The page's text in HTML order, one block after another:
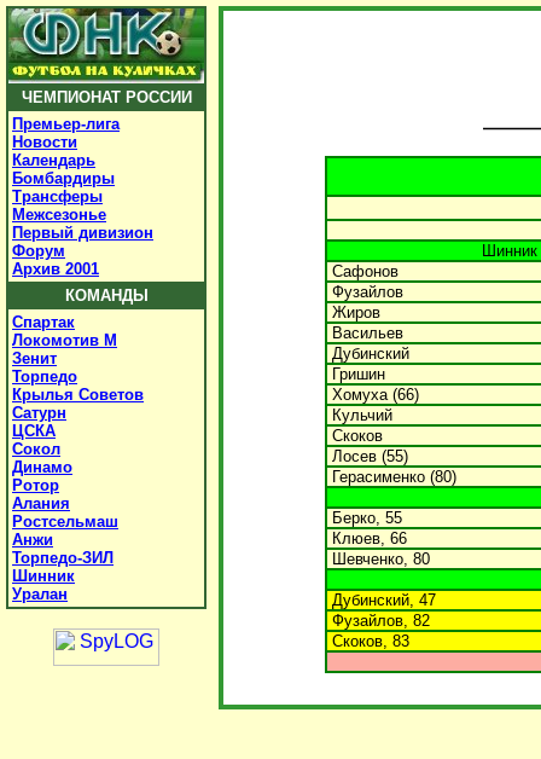
ЧЕМПИОНАТ РОССИИ
Премьер-лига
Новости
Календарь
Бомбардиры
Трансферы
Межсезонье
Первый дивизион
Форум
Архив 2001
КОМАНДЫ
Спартак
Локомотив М
Зенит
Торпедо
Крылья Советов
Сатурн
ЦСКА
Сокол
Динамо
Ротор
Алания
Ростсельмаш
Анжи
Торпедо-ЗИЛ
Шинник
Уралан
Шинник
Сафонов
Фузайлов
Жиров
Васильев
Дубинский
Гришин
Хомуха (66)
Кульчий
Скоков
Лосев (55)
Герасименко (80)
Берко, 55
Клюев, 66
Шевченко, 80
Дубинский, 47
Фузайлов, 82
Скоков, 83